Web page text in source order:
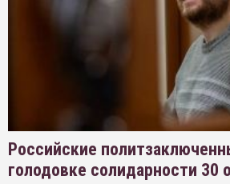
Российские
голодовке солидарности 30